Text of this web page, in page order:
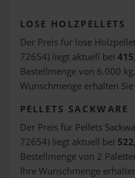
LOSE HOLZPELLETS
Der Preis für lose
72654) liegt aktuell bei
Bestellmenge von 6.000
Wunschmenge erhalten
PELLETS SACKWARE
Der Preis für Pellets
72654) liegt aktuell bei
Bestellmenge von 2
Ihre Wunschmenge